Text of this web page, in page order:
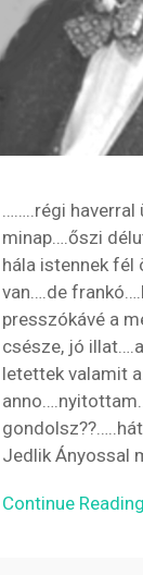
……..régi
minap….őszi
hála istennek fél
van….de
presszókávé a
csésze, jó
letettek valamit
Jedlik Ányossal
Continue